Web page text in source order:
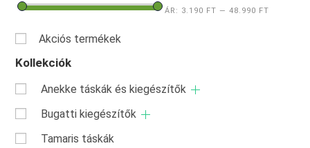
ÁR: 3.190 FT —48.990 FT
Akciós termékek
Kollekciók
Anekke táskák és kiegészítők
Bugatti kiegészítők
Tamaris táskák